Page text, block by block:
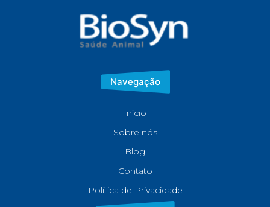
Navegação
Início
Sobre nós
Blog
Contato
Política de Privacidade